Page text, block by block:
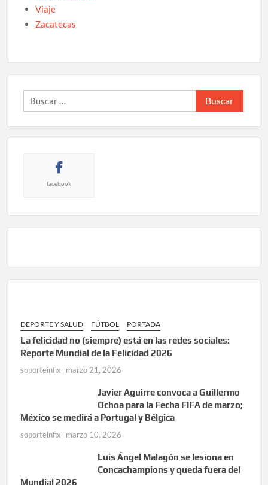
Viaje
Zacatecas
Buscar:
facebook
DEPORTE Y SALUD FÚTBOL PORTADA
La felicidad no (siempre) está en las redes sociales:
Reporte Mundial de la Felicidad 2026
soporteinfix marzo 21, 2026
Javier Aguirre convoca a Guillermo
Ochoa para la Fecha FIFA de marzo;
México se medirá a Portugal y Bélgica
soporteinfix marzo 10, 2026
Luis Ángel Malagón se lesiona en
Concachampions y queda fuera del
Mundial 2026